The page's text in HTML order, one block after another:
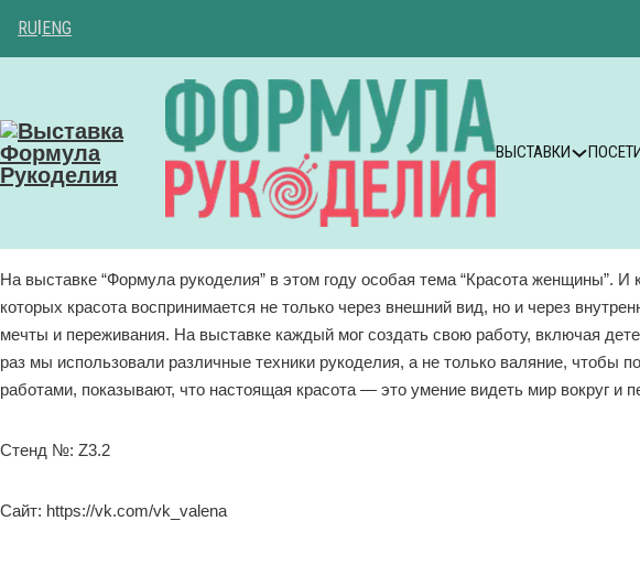
RU ENG
ВЫСТАВКИ
На выставке “Формула рукоделия” в этом году особая тема “Красота женщины”.
которых красота воспринимается не только через внешний вид, но и через
мечты и переживания. На выставке каждый мог создать свою работу, включая
раз мы использовали различные техники рукоделия, а не только валяние, чтобы
работами, показывают, что настоящая красота — это умение видеть мир вокруг и
Стенд №: Z3.2
Сайт: https://vk.com/vk_valena